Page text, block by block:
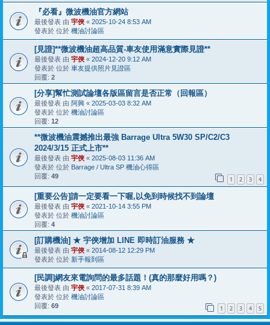
『必看』微波機油官方網站
最後發表 由 宇俠 « 2025-10-24 8:53 AM
發表於 位於 機油討論區
[見證]**微波機油超高品質-車友使用滿意實際見證**
最後發表 由 宇俠 « 2024-12-20 9:12 AM
發表於 位於 車友提供照片見證區
回覆: 2
[分享]幫忙測試論壇各版區留言是否正常（回報區）
最後發表 由 阿興 « 2025-03-03 8:32 AM
發表於 位於 機油討論區
回覆: 12
**微波機油震撼推出最強 Barrage Ultra 5W30 SP/C2/C3
2024/3/15 正式上市**
最後發表 由 宇俠 « 2025-08-03 11:36 AM
發表於 位於 Barrage / Ultra SP 機油心得區
回覆: 49 1 2 3 4
[重要公告]請一定要看一下喔,以免到時候找不到論壇
最後發表 由 宇俠 « 2021-10-14 3:55 PM
發表於 位於 機油討論區
回覆: 4
[訂購機油] ★ 宇俠增加 LINE 即時訂油服務 ★
最後發表 由 宇俠 « 2014-08-12 12:29 PM
發表於 位於 新手報到區
[民調]網友來電詢問的最多話題！(真的那麼好用嗎？)
最後發表 由 宇俠 « 2017-07-31 8:39 AM
發表於 位於 機油討論區
回覆: 69 1 2 3 4 5